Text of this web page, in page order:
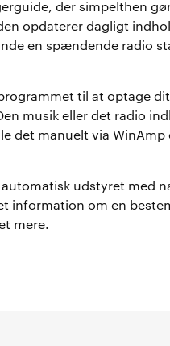
der simpelthen
opdaterer dagligt
en spændende radio
til at optage
musik eller det radio
det manuelt via WinAmp
udstyret med
information om en
mere.